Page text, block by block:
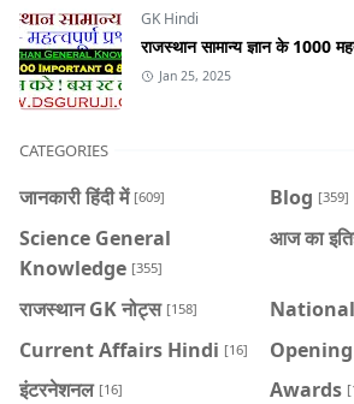
GK Hindi
राजस्थान सामान्य ज्ञान के 1000
Jan 25, 2025
CATEGORIES
जानकारी हिंदी में [609] Blog [359]
Science General
Knowledge [355]
आज का
राजस्थान GK नोट्स [158] National
Current Affairs Hindi [16] Opening
इंटरनेशनल [16] Awards